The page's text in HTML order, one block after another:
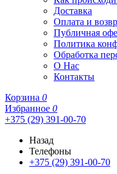
Доставка
Оплата и
Публичная
Политика
Обработка
О Нас
Контакты
Корзина 0
Избранное 0
+375 (29) 391-00-70
Назад
Телефоны
+375 (29) 391-00-70